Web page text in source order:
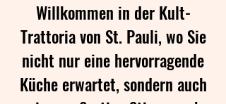
Willkommen in der Kult-
Trattoria von St. Pauli, wo Sie
nicht nur eine hervorragende
Küche erwartet, sondern auch